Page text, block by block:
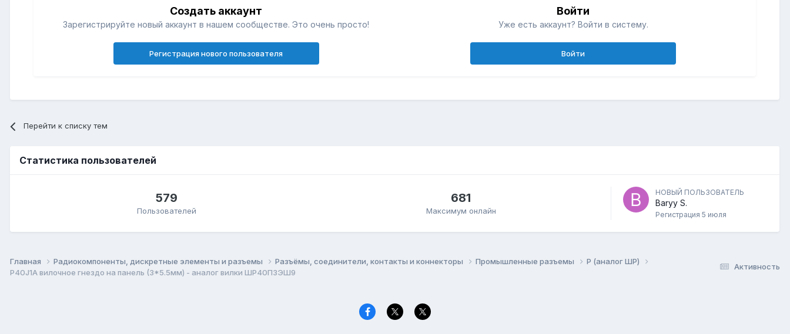
Создать аккаунт
Зарегистрируйте новый аккаунт в нашем сообществе. Это очень просто!
Регистрация нового пользователя
Войти
Уже есть аккаунт? Войти в систему.
Войти
Перейти к списку тем
Статистика пользователей
579
Пользователей
681
Максимум онлайн
НОВЫЙ ПОЛЬЗОВАТЕЛЬ
Baryy S.
Регистрация 5 июля
Активность
Главная Радиокомпоненты, дискретные элементы и разъемы Разъёмы, соединители, контакты и коннекторы Промышленные разъемы
P (аналог ШР)
P40J1A вилочное гнездо на панель (3*5.5мм) - аналог вилки ШР40П3ЭШ9